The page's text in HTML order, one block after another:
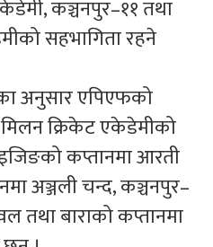
कञ्चनपुर–११ तथा
सहभागिता रहने
अनुसार एपिएफको
क्रिकेट एकेडेमीको
कप्तानमा आरती
अञ्जली चन्द, कञ्चनपुर–
तथा बाराको कप्तानमा